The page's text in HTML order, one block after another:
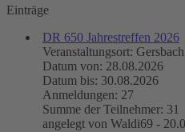
Einträge
DR 650 Jahrestreffen 2026
Veranstaltungsort: Gersbach
Datum von: 28.08.2026
Datum bis: 30.08.2026
Anmeldungen: 27
Summe der Teilnehmer: 31
angelegt von Waldi69 -